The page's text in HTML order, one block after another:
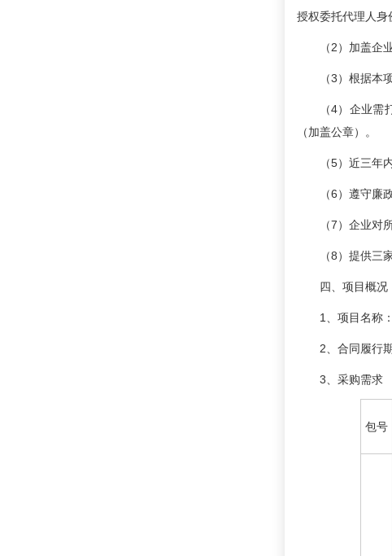
授权委托代理人身
（2）加盖企
（3）根据本
（4）企业
（加盖公章）。
（5）近三年
（6）遵守廉
（7）企业对
（8）提供三
四、项目概况
1、项目名称
2、合同履行
3、采购需求
包号